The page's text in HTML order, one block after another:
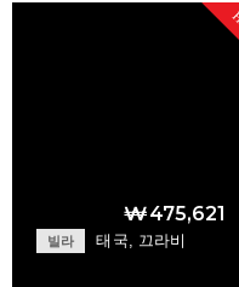
₩475,621
빌라 태국, 끄라비